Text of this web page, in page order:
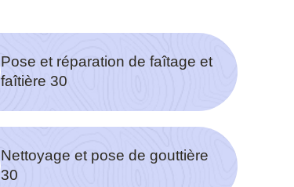
Pose et réparation de faîtage et
faîtière 30
Nettoyage et pose de gouttière
30